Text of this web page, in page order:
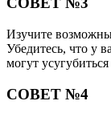
Изучите
Убедитесь, что у
могут
СОВЕТ №4